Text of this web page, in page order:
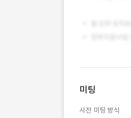
미팅
사전 미팅 방식